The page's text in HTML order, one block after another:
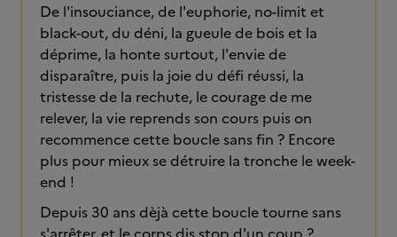
De l'insouciance, de l'euphorie, no-limit et
black-out, du déni, la gueule de bois et la
déprime, la honte surtout, l'envie de
disparaître, puis la joie du défi réussi, la
tristesse de la rechute, le courage de me
relever, la vie reprends son cours puis on
recommence cette boucle sans fin ? Encore
plus pour mieux se détruire la tronche le week-
end !
Depuis 30 ans dèjà cette boucle tourne sans